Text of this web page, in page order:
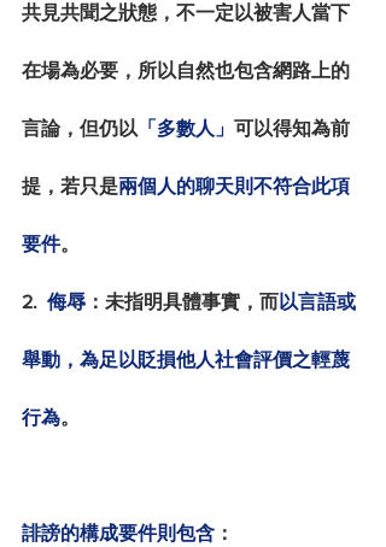
共見共聞之狀態，不一定以被害人當下
在場為必要，所以自然也包含網路上的
言論，但仍以 「多數人」 可以得知為前
提，若只是兩個人的聊天則不符合此項
要件。
2. 侮辱 ：未指明具體事實，而以言語或
舉動，為足以貶損他人社會評價之輕蔑
行為。
誹謗的構成要件則包含 ：